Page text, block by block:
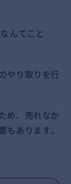
なんてこと
やり取りを行
め、売れなか
もあります。